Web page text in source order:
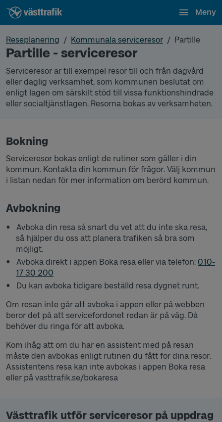
Meny
Reseplanering Kommunala serviceresor Partille
Partille - serviceresor
Serviceresor är till exempel resor till och från dagvård
eller daglig verksamhet, som kommunen beslutat om
enligt lagen om särskilt stöd till vissa funktionshindrade
eller socialtjänstlagen. Resorna bokas av verksamheten.
Bokning
Serviceresor bokas enligt de rutiner som gäller i din
kommun. Kontakta din kommun för frågor. Välj kommun
i listan nedan för mer information om berörd kommun.
Avbokning
Avboka din resa så snart du vet att du inte ska resa,
så hjälper du oss att planera trafiken så bra som
möjligt.
Avboka direkt i appen Boka resa eller via telefon: 010-
17 30 200
Du kan avboka tidigare beställd resa dygnet runt.
Om resan inte går att avboka i appen eller på webben
beror det på att servicefordonet redan är på väg. Då
behöver du ringa för att avboka.
Kom ihåg att om du har en assistent med på resan
måste den avbokas enligt rutinen du fått för dina resor.
Assistentens resa kan inte avbokas i appen Boka resa
eller på vasttrafik.se/bokaresa
Västtrafik utför serviceresor på uppdrag